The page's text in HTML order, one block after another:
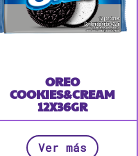
OREO
COOKIES&CREAM
12X36GR
Ver más